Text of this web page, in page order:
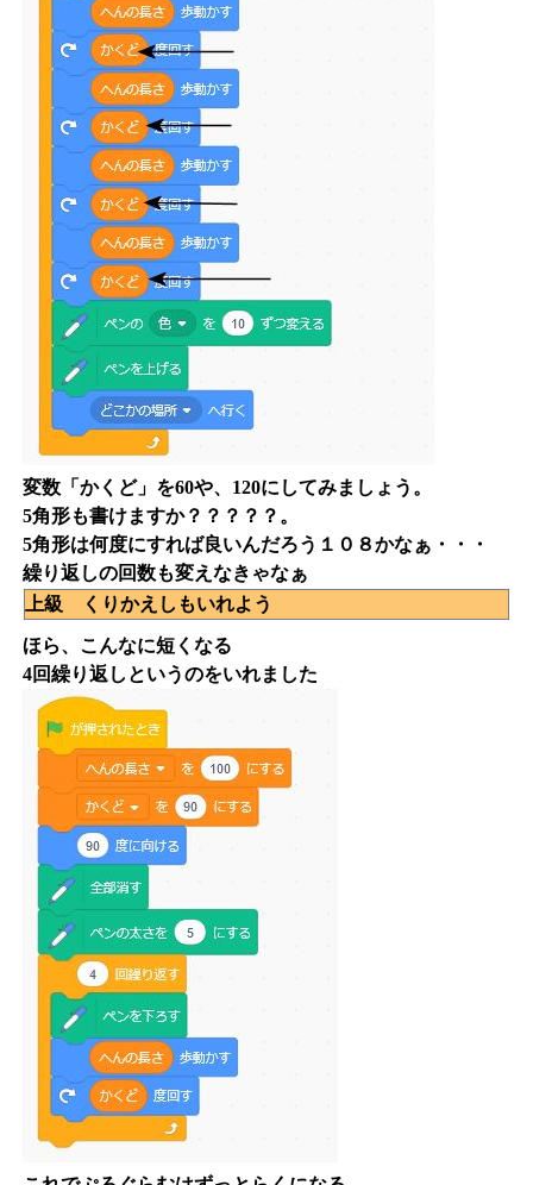
変数「かくど」を60や、120にしてみましょう。
5角形も書けますか？？？？？。
5角形は何度にすれば良いんだろう１０８かなぁ・・・
繰り返しの回数も変えなきゃなぁ
上級 くりかえしもいれよう
ほら、こんなに短くなる
4回繰り返しというのをいれました